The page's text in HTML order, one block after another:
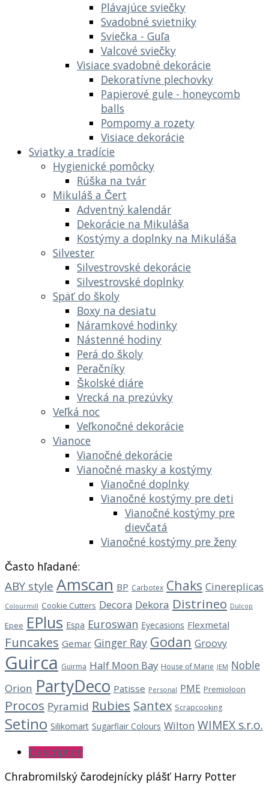
Plávajúce sviečky
Svadobné svietniky
Sviečka - Guľa
Valcové sviečky
Visiace svadobné dekorácie
Dekoratívne plechovky
Papierové gule - honeycomb
balls
Pompomy a rozety
Visiace dekorácie
Sviatky a tradície
Hygienické pomôcky
Rúška na tvár
Mikuláš a Čert
Adventný kalendár
Dekorácie na Mikuláša
Kostýmy a doplnky na Mikuláša
Silvester
Silvestrovské dekorácie
Silvestrovské doplnky
Späť do školy
Boxy na desiatu
Náramkové hodinky
Nástenné hodiny
Perá do školy
Peračníky
Školské diáre
Vrecká na prezúvky
Veľká noc
Veľkonočné dekorácie
Vianoce
Vianočné dekorácie
Vianočné masky a kostýmy
Vianočné doplnky
Vianočné kostýmy pre deti
Vianočné kostýmy pre
dievčatá
Vianočné kostýmy pre ženy
Často hľadané:
ABY style Amscan BP Carbotex Chaks Cinereplicas
Colourmill Cookie Cutters Decora Dekora Distrineo Dulcop
Epee EPlus Espa Euroswan Eyecasions Flexmetal
Funcakes Gemar Ginger Ray Godan Groovy
Guirca Guirma Half Moon Bay House of Marie JEM Noble
Orion PartyDeco Patisse Personal PME Premioloon
Procos Pyramid Rubies Santex Scrapcooking
Setino Silikomart Sugarflair Colours Wilton WIMEX s.r.o.
Description
Chrabromilský čarodejnícky plášť Harry Potter